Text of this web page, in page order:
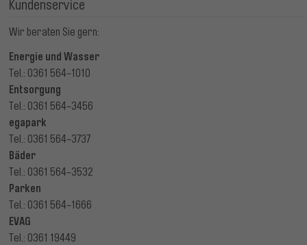
Kundenservice
Wir beraten Sie gern:
Energie und Wasser
Tel.: 0361 564-1010
Entsorgung
Tel.: 0361 564-3456
egapark
Tel.: 0361 564-3737
Bäder
Tel.: 0361 564-3532
Parken
Tel.: 0361 564-1666
EVAG
Tel.: 0361 19449